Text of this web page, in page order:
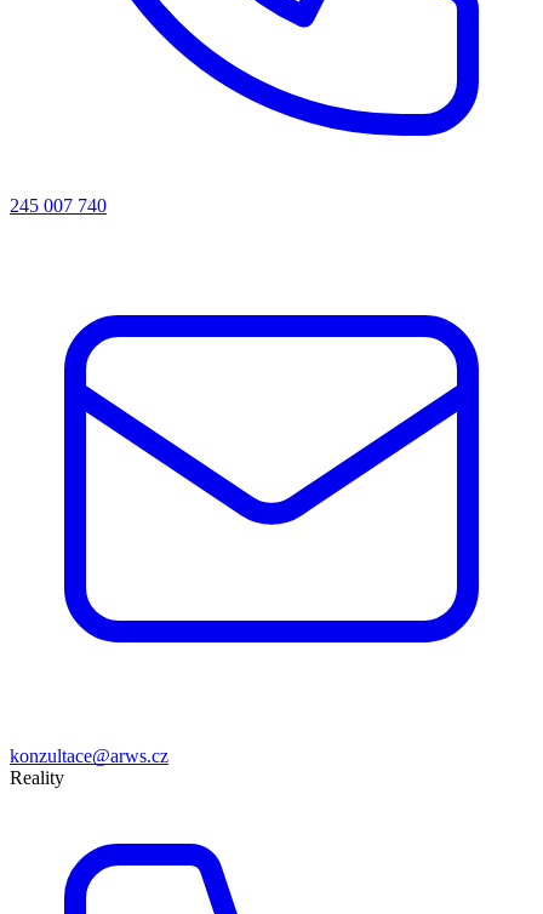
245 007 740
konzultace@arws.cz
Reality